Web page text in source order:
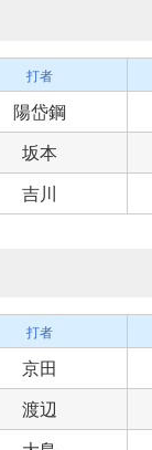
打者
陽岱鋼
坂本
吉川
打者
京田
渡辺